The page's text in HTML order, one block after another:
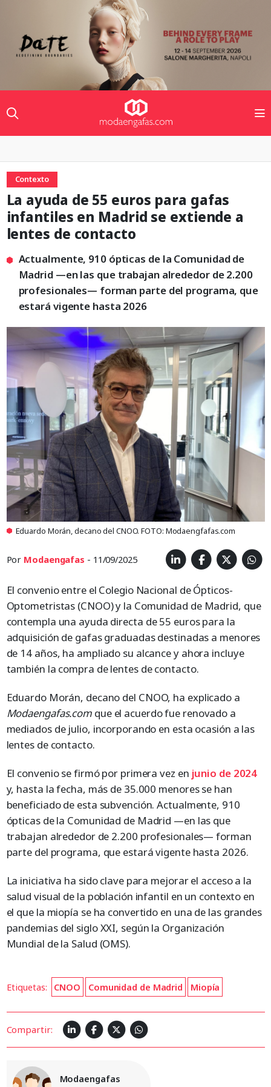
Contexto
La ayuda de 55 euros para gafas
infantiles en Madrid se extiende a
lentes de contacto
Actualmente, 910 ópticas de la Comunidad de
Madrid —en las que trabajan alrededor de 2.200
profesionales— forman parte del programa, que
estará vigente hasta 2026
Eduardo Morán, decano del CNOO. FOTO: Modaengfafas.com
Por Modaengafas - 11/09/2025
El convenio entre el Colegio Nacional de Ópticos-
Optometristas (CNOO) y la Comunidad de Madrid, que
contempla una ayuda directa de 55 euros para la
adquisición de gafas graduadas destinadas a menores
de 14 años, ha ampliado su alcance y ahora incluye
también la compra de lentes de contacto.
Eduardo Morán, decano del CNOO, ha explicado a
Modaengafas.com que el acuerdo fue renovado a
mediados de julio, incorporando en esta ocasión a las
lentes de contacto.
El convenio se firmó por primera vez en junio de 2024
y, hasta la fecha, más de 35.000 menores se han
beneficiado de esta subvención. Actualmente, 910
ópticas de la Comunidad de Madrid —en las que
trabajan alrededor de 2.200 profesionales— forman
parte del programa, que estará vigente hasta 2026.
La iniciativa ha sido clave para mejorar el acceso a la
salud visual de la población infantil en un contexto en
el que la miopía se ha convertido en una de las grandes
pandemias del siglo XXI, según la Organización
Mundial de la Salud (OMS).
Etiquetas: CNOO Comunidad de Madrid Miopía
Compartir:
Modaengafas